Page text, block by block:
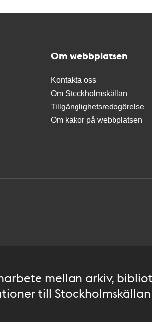
Om webbplatsen
Kontakta oss
Om Stockholmskällan
Tillgänglighetsredogörelse
Om kakor på webbplatsen
mellan arkiv,
till